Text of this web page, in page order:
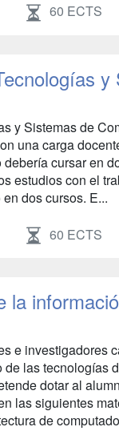
60 ECTS
y
y Sistemas de
una carga
cursar en
estudios con el
dos cursos. E...
60 ECTS
la
e investigadores
las tecnologías
dotar al
las siguientes
de